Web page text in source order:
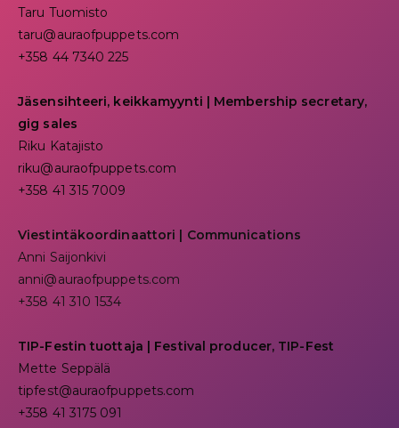
Taru Tuomisto
taru@auraofpuppets.com
+358 44 7340 225
Jäsensihteeri, keikkamyynti | Membership secretary,
gig sales
Riku Katajisto
riku@auraofpuppets.com
+358 41 315 7009
Viestintäkoordinaattori | Communications
Anni Saijonkivi
anni@auraofpuppets.com
+358 41 310 1534
TIP-Festin tuottaja | Festival producer, TIP-Fest
Mette Seppälä
tipfest@auraofpuppets.com
+358 41 3175 091